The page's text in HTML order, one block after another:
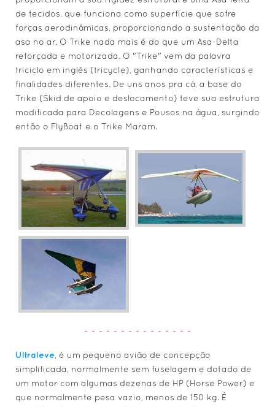
de tecidos, que funciona como superfície que sofre
forças aerodinâmicas, proporcionando a sustentação da
asa no ar. O Trike nada mais é do que um Asa-Delta
reforçada e motorizada. O "Trike" vem da palavra
triciclo em inglês (tricycle), ganhando características e
finalidades diferentes. De uns anos pra cá, a base do
Trike (Skid de apoio e deslocamento) teve sua estrutura
modificada para Decolagens e Pousos na água, surgindo
então o FlyBoat e o Trike Maram.
- - - - - - - - - - - - - - -
Ultraleve, é um pequeno avião de concepção
simplificada, normalmente sem fuselagem e dotado de
um motor com algumas dezenas de HP (Horse Power) e
que normalmente pesa vazio, menos de 150 kg. É